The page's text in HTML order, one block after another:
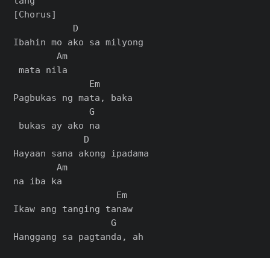
[Chorus]
           D
Ibahin mo ako sa milyong
        Am
mata nila
              Em
Pagbukas ng mata, baka
              G
bukas ay ako na
             D
Hayaan sana akong ipadama
        Am
na iba ka
                   Em
Ikaw ang tanging tanaw
                  G
Hanggang sa pagtanda, ah